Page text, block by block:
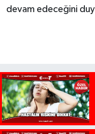
devam edeceğini